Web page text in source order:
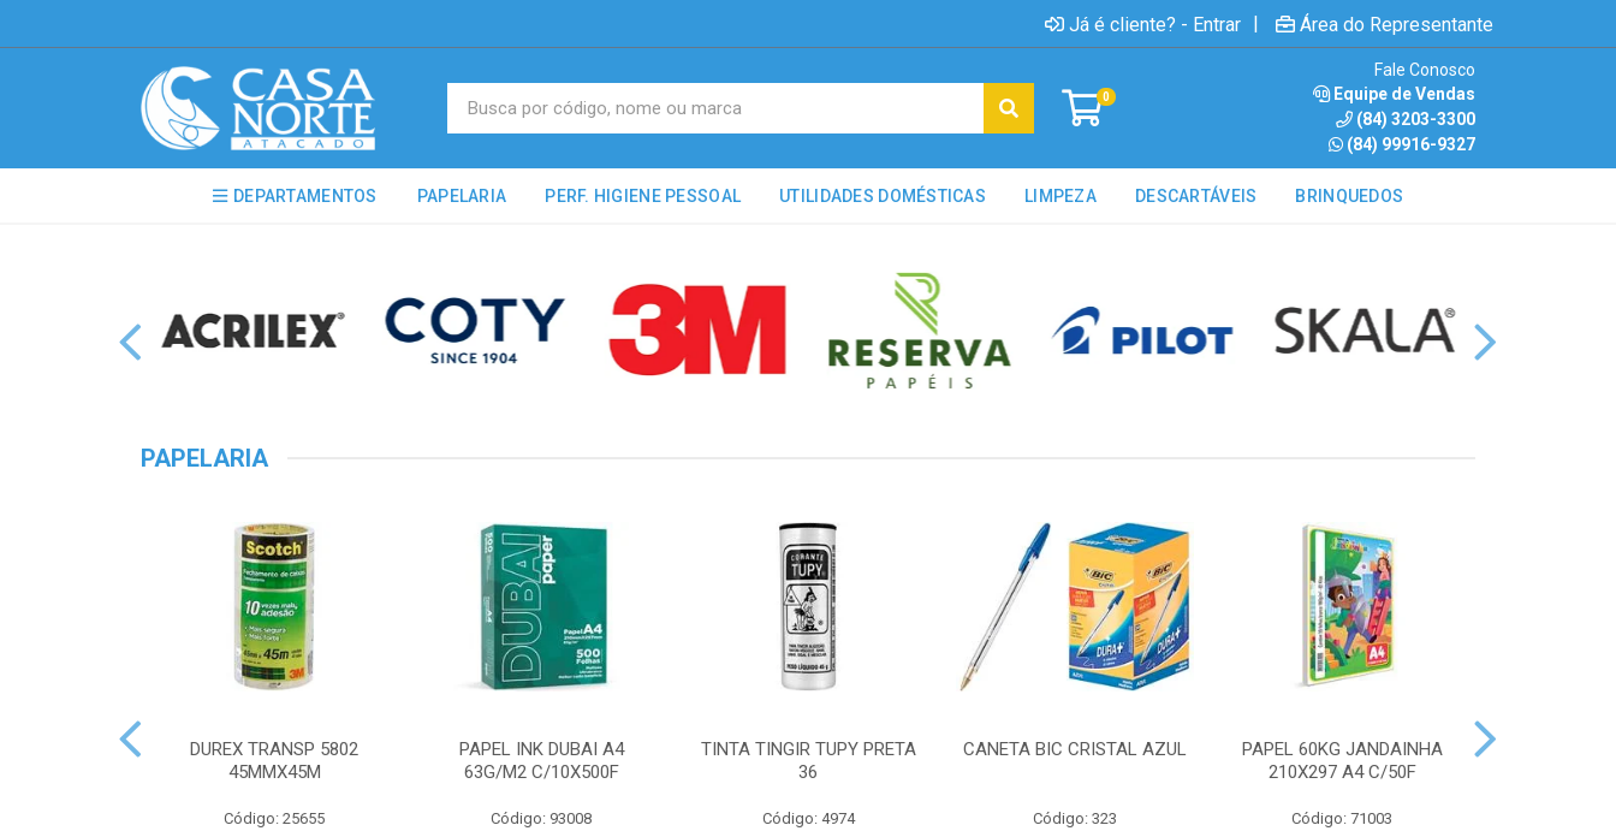
Já é cliente? - Entrar | Área do Representante
0
Fale Conosco
Equipe de Vendas
(84) 3203-3300
(84) 99916-9327
DEPARTAMENTOS PAPELARIA PERF. HIGIENE PESSOAL UTILIDADES DOMÉSTICAS LIMPEZA DESCARTÁVEIS BRINQUEDOS
PAPELARIA
DUREX TRANSP 5802
45MMX45M
Código: 25655
PAPEL INK DUBAI A4
63G/M2 C/10X500F
Código: 93008
TINTA TINGIR TUPY PRETA
36
Código: 4974
CANETA BIC CRISTAL AZUL
Código: 323
PAPEL 60KG JANDAINHA
210X297 A4 C/50F
Código: 71003